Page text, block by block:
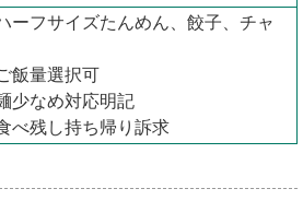
ーフサイズたんめん、餃子、チャ
選択可
少なめ対応明記
持ち帰り訴求